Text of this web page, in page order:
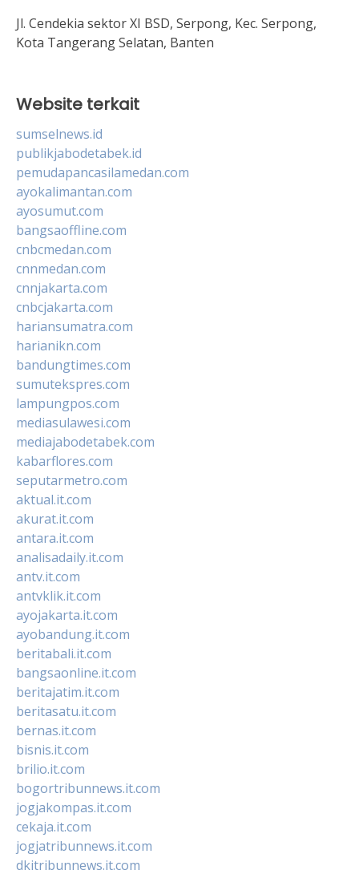
Jl. Cendekia sektor XI BSD, Serpong, Kec. Serpong,
Kota Tangerang Selatan, Banten
Website terkait
sumselnews.id
publikjabodetabek.id
pemudapancasilamedan.com
ayokalimantan.com
ayosumut.com
bangsaoffline.com
cnbcmedan.com
cnnmedan.com
cnnjakarta.com
cnbcjakarta.com
hariansumatra.com
harianikn.com
bandungtimes.com
sumutekspres.com
lampungpos.com
mediasulawesi.com
mediajabodetabek.com
kabarflores.com
seputarmetro.com
aktual.it.com
akurat.it.com
antara.it.com
analisadaily.it.com
antv.it.com
antvklik.it.com
ayojakarta.it.com
ayobandung.it.com
beritabali.it.com
bangsaonline.it.com
beritajatim.it.com
beritasatu.it.com
bernas.it.com
bisnis.it.com
brilio.it.com
bogortribunnews.it.com
jogjakompas.it.com
cekaja.it.com
jogjatribunnews.it.com
dkitribunnews.it.com